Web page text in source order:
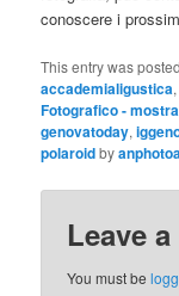
conoscere i
This entry was
accademialigustica
Fotografico -
genovatoday,
polaroidby
Leave
You must be